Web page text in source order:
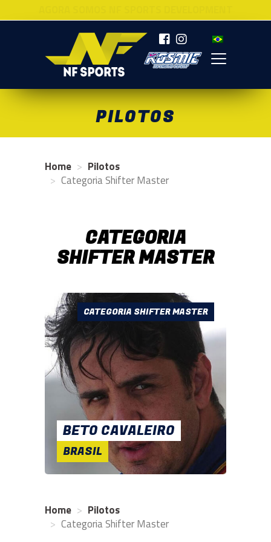
NF
PILOTOS
Home
Pilotos
Categoria Shifter Master
CATEGORIA
SHIFTER MASTER
CATEGORIA SHIFTER MASTER
BETO CAVALEIRO
BRASIL
Home
Pilotos
Categoria Shifter Master